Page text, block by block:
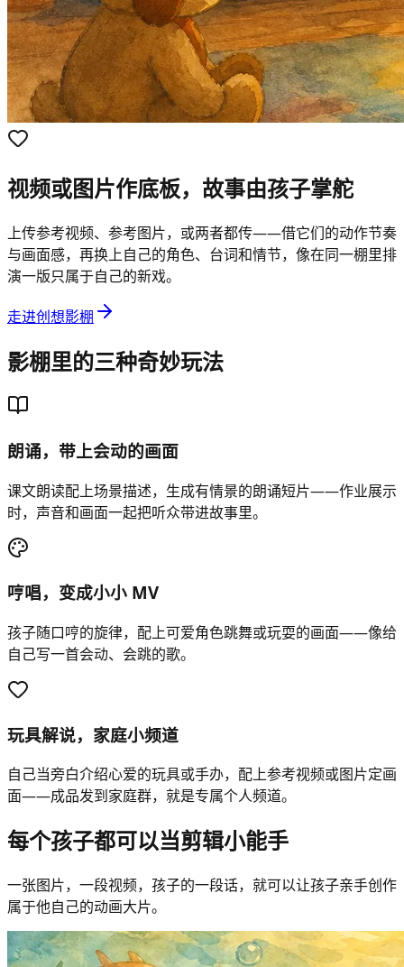
视频或图片作底板，故事由孩子掌舵
上传参考视频、参考图片，或两者都传——借它们的动作节奏
与画面感，再换上自己的角色、台词和情节，像在同一棚里排
演一版只属于自己的新戏。
走进创想影棚
影棚里的三种奇妙玩法
朗诵，带上会动的画面
课文朗读配上场景描述，生成有情景的朗诵短片——作业展示
时，声音和画面一起把听众带进故事里。
哼唱，变成小小 MV
孩子随口哼的旋律，配上可爱角色跳舞或玩耍的画面——像给
自己写一首会动、会跳的歌。
玩具解说，家庭小频道
自己当旁白介绍心爱的玩具或手办，配上参考视频或图片定画
面——成品发到家庭群，就是专属个人频道。
每个孩子都可以当剪辑小能手
一张图片，一段视频，孩子的一段话，就可以让孩子亲手创作
属于他自己的动画大片。